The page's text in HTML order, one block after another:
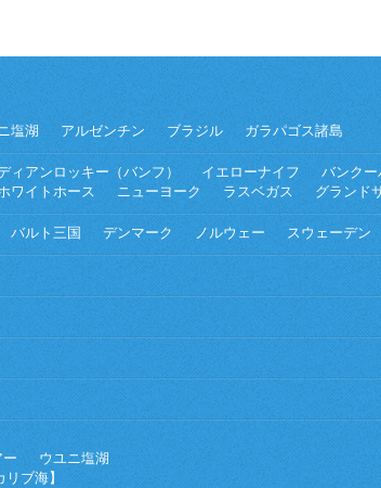
塩湖 アルゼンチン ブラジル ガラパゴス諸島
ィアンロッキー（バンフ） イエローナイフ バンクー
ワイトホース ニューヨーク ラスベガス グランド
バルト三国 デンマーク ノルウェー スウェーデン
ー
ウユニ塩湖
リブ海】